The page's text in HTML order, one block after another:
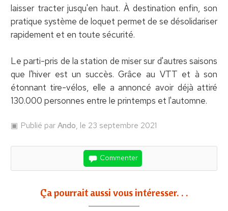
laisser tracter jusqu'en haut. À destination enfin, son
pratique système de loquet permet de se désolidariser
rapidement et en toute sécurité.
Le parti-pris de la station de miser sur d'autres saisons
que l'hiver est un succès. Grâce au VTT et à son
étonnant tire-vélos, elle a annoncé avoir déjà attiré
130.000 personnes entre le printemps et l'automne.
Publié parAndo, le 23 septembre 2021
Commenter
Ça pourrait aussi vous intéresser. . .